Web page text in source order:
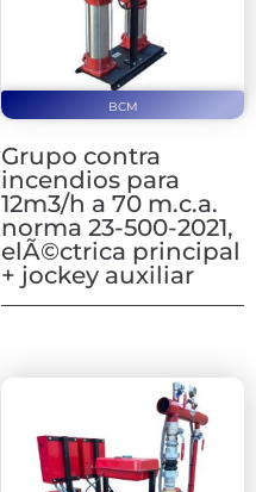
BCM
Grupo contra
incendios para
12m3/h a 70 m.c.a.
norma 23-500-2021,
elÃ©ctrica principal
+ jockey auxiliar